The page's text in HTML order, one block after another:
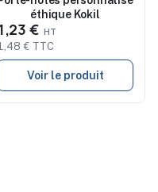
éthique Kokil
€
€ TTC
Voir le produit